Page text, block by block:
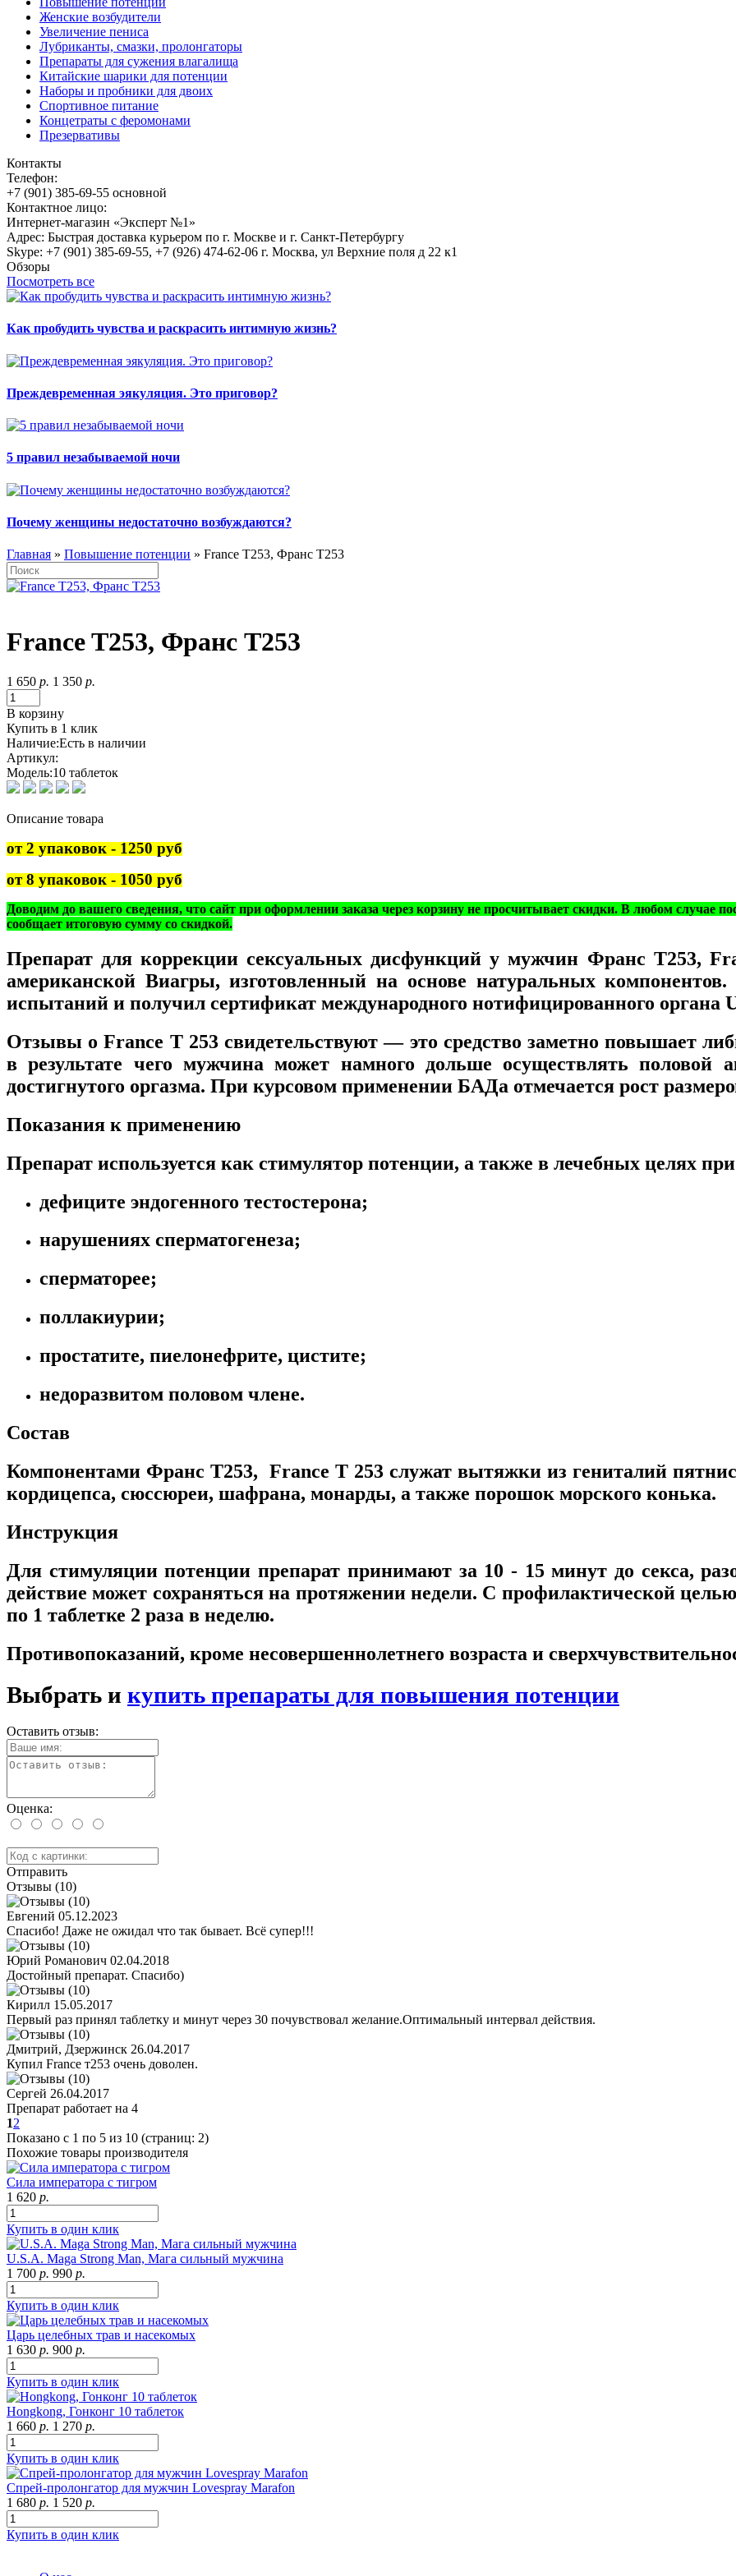
Женские возбудители
Увеличение пениса
Лубриканты, смазки, пролонгаторы
Препараты для сужения влагалища
Китайские шарики для потенции
Наборы и пробники для двоих
Спортивное питание
Концетраты с феромонами
Презервативы
Контакты
Телефон:
+7 (901) 385-69-55 основной
Контактное лицо:
Интернет-магазин «Эксперт №1»
Адрес: Быстрая доставка курьером по г. Москве и г. Санкт-Петербургу
Skype: +7 (901) 385-69-55, +7 (926) 474-62-06 г. Москва, ул Верхние поля д 22 к1
Обзоры
Посмотреть все
Как пробудить чувства и раскрасить интимную жизнь?
Преждевременная эякуляция. Это приговор?
5 правил незабываемой ночи
Почему женщины недостаточно возбуждаются?
Главная » Повышение потенции » France T253, Франс Т253
France T253, Франс Т253
1 650 р. 1 350 р.
В корзину
Купить в 1 клик
Наличие:Есть в наличии
Артикул:
Модель:10 таблеток
Описание товара
от 2 упаковок - 1250 руб
от 8 упаковок - 1050 руб
Доводим до вашего сведения, что сайт при оформлении заказа через корзину не просчитывает скидки. В любом случае
сообщает итоговую сумму со скидкой.
Препарат для коррекции сексуальных дисфункций у мужчин Франс Т253,
американской Виагры, изготовленный на основе натуральных
испытаний и получил сертификат международного нотифицированного органа
Отзывы о France T 253 свидетельствуют ― это средство заметно повышает
в результате чего мужчина может намного дольше осуществлять половой
достигнутого оргазма. При курсовом применении БАДа отмечается рост
Показания к применению
Препарат используется как стимулятор потенции, а также в лечебных целях
дефиците эндогенного тестостерона;
нарушениях сперматогенеза;
сперматорее;
поллакиурии;
простатите, пиелонефрите, цистите;
недоразвитом половом члене.
Состав
Компонентами Франс Т253, France T 253 служат вытяжки из гениталий
кордицепса, сюссюреи, шафрана, монарды, а также порошок морского конька.
Инструкция
Для стимуляции потенции препарат принимают за 10 - 15 минут до секса,
действие может сохраняться на протяжении недели. С профилактической
по 1 таблетке 2 раза в неделю.
Противопоказаний, кроме несовершеннолетнего возраста и
Выбрать и купить препараты для повышения потенции
Оставить отзыв:
Оценка:
Отправить
Отзывы (10)
Евгений 05.12.2023
Спасибо! Даже не ожидал что так бывает. Всё супер!!!
Юрий Романович 02.04.2018
Достойный препарат. Спасибо)
Кирилл 15.05.2017
Первый раз принял таблетку и минут через 30 почувствовал желание.Оптимальный интервал действия.
Дмитрий, Дзержинск 26.04.2017
Купил France т253 очень доволен.
Сергей 26.04.2017
Препарат работает на 4
12
Показано с 1 по 5 из 10 (страниц: 2)
Похожие товары производителя
Сила императора с тигром
1 620 р.
Купить в один клик
U.S.A. Maga Strong Man, Мага сильный мужчина
1 700 р. 990 р.
Купить в один клик
Царь целебных трав и насекомых
1 630 р. 900 р.
Купить в один клик
Hongkong, Гонконг 10 таблеток
1 660 р. 1 270 р.
Купить в один клик
Спрей-пролонгатор для мужчин Lovespray Marafon
1 680 р. 1 520 р.
Купить в один клик